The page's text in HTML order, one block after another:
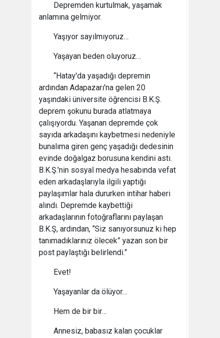
Depremden kurtulmak, yaşamak
anlamına gelmiyor.
Yaşıyor sayılmıyoruz…
Yaşayan beden oluyoruz…
“Hatay'da yaşadığı depremin
ardından Adapazarı'na gelen 20
yaşındaki üniversite öğrencisi B.K.Ş.
deprem şokunu burada atlatmaya
çalışıyordu. Yaşanan depremde çok
sayıda arkadaşını kaybetmesi nedeniyle
bunalıma giren genç yaşadığı dedesinin
evinde doğalgaz borusuna kendini astı.
B.K.Ş.'nin sosyal medya hesabında vefat
eden arkadaşlarıyla ilgili yaptığı
paylaşımlar hala dururken intihar haberi
alındı. Depremde kaybettiği
arkadaşlarının fotoğraflarını paylaşan
B.K.Ş, ardından, “Siz sanıyorsunuz ki hep
tanımadıklarınız ölecek” yazan son bir
post paylaştığı belirlendi.”
Evet!
Yaşayanlar da ölüyor…
Hem de bir bir…
Annesiz, babasız kalan çocuklar